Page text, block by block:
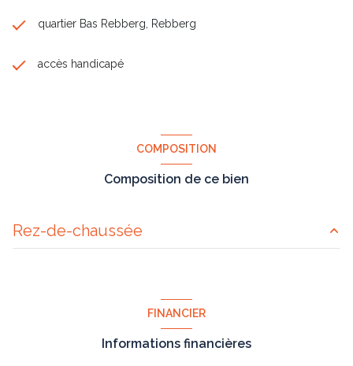
quartier Bas Rebberg, Rebberg
accès handicapé
COMPOSITION
Composition de ce bien
Rez-de-chaussée
FINANCIER
Informations financières